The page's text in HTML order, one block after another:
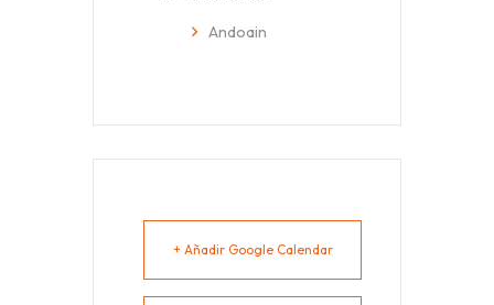
Andoain
+ Añadir Google Calendar